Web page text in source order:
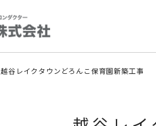
越谷レイクタウンどろんこ保育園新築工事